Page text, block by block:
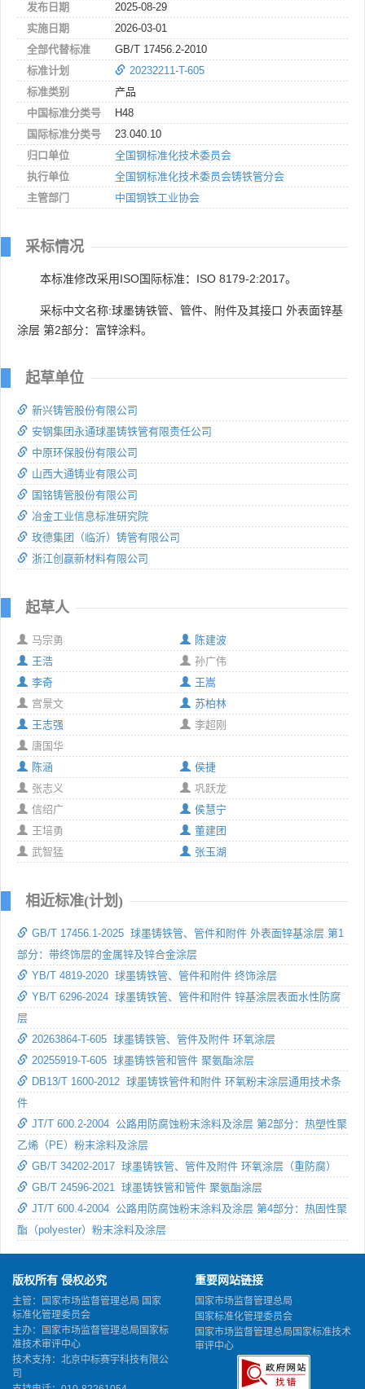
发布日期
2025-08-29
实施日期
2026-03-01
全部代替标准
GB/T 17456.2-2010
标准计划
20232211-T-605
标准类别
产品
中国标准分类号
H48
国际标准分类号
23.040.10
归口单位
全国钢标准化技术委员会
执行单位
全国钢标准化技术委员会铸铁管分会
主管部门
中国钢铁工业协会
采标情况
本标准修改采用ISO国际标准：ISO 8179-2:2017。
采标中文名称:球墨铸铁管、管件、附件及其接口 外表面锌基
涂层 第2部分：富锌涂料。
起草单位
新兴铸管股份有限公司
安钢集团永通球墨铸铁管有限责任公司
中原环保股份有限公司
山西大通铸业有限公司
国铭铸管股份有限公司
冶金工业信息标准研究院
玫德集团（临沂）铸管有限公司
浙江创赢新材料有限公司
起草人
马宗勇
陈建波
王浩
孙广伟
李奇
王嵩
宫景文
苏柏林
王志强
李超刚
唐国华
陈涵
侯捷
张志义
巩跃龙
信绍广
侯慧宁
王培勇
董建团
武智猛
张玉湖
相近标准(计划)
GB/T 17456.1-2025 球墨铸铁管、管件和附件 外表面锌基涂层 第1
部分：带终饰层的金属锌及锌合金涂层
YB/T 4819-2020 球墨铸铁管、管件和附件 终饰涂层
YB/T 6296-2024 球墨铸铁管、管件和附件 锌基涂层表面水性防腐
层
20263864-T-605 球墨铸铁管、管件及附件 环氧涂层
20255919-T-605 球墨铸铁管和管件 聚氨酯涂层
DB13/T 1600-2012 球墨铸铁管件和附件 环氧粉末涂层通用技术条
件
JT/T 600.2-2004 公路用防腐蚀粉末涂料及涂层 第2部分：热塑性聚
乙烯（PE）粉末涂料及涂层
GB/T 34202-2017 球墨铸铁管、管件及附件 环氧涂层（重防腐）
GB/T 24596-2021 球墨铸铁管和管件 聚氨酯涂层
JT/T 600.4-2004 公路用防腐蚀粉末涂料及涂层 第4部分：热固性聚
酯（polyester）粉末涂料及涂层
版权所有 侵权必究
主管：国家市场监督管理总局 国家
标准化管理委员会
主办：国家市场监督管理总局国家标
准技术审评中心
技术支持：北京中标赛宇科技有限公
司
重要网站链接
国家市场监督管理总局
国家标准化管理委员会
国家市场监督管理总局国家标准技术
审评中心